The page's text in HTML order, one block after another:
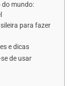
do mundo:
para fazer
e dicas
de usar